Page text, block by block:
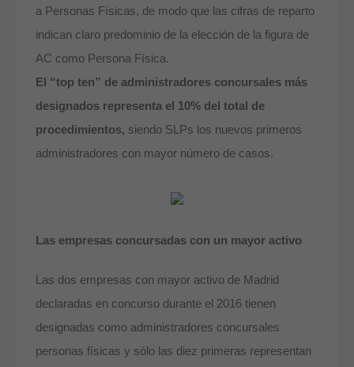
a Personas Físicas, de modo que las cifras de reparto
indican claro predominio de la elección de la figura de
AC como Persona Física.
El “top ten” de administradores concursales más
designados representa el 10% del total de
procedimientos, siendo SLPs los nuevos primeros
administradores con mayor número de casos.
Las empresas concursadas con un mayor activo
Las dos empresas con mayor activo de Madrid
declaradas en concurso durante el 2016 tienen
designadas como administradores concursales
personas físicas y sólo las diez primeras representan